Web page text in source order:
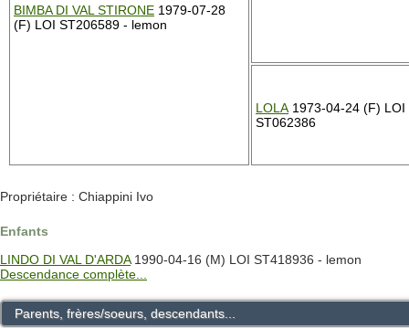
BIMBA DI VAL STIRONE 1979-07-28
(F) LOI ST206589 - lemon
LOLA 1973-04-24 (F) LOI
ST062386
Propriétaire : Chiappini Ivo
Enfants
LINDO DI VAL D'ARDA1990-04-16 (M) LOI ST418936 - lemon
Descendance complète...
Parents, frères/soeurs, descendants...